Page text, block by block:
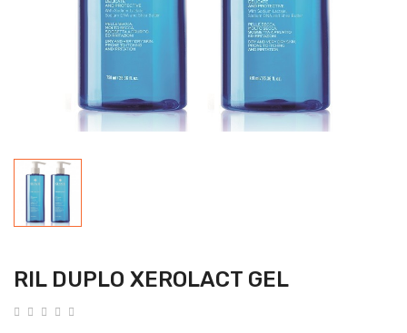
RIL DUPLO XEROLACT GEL